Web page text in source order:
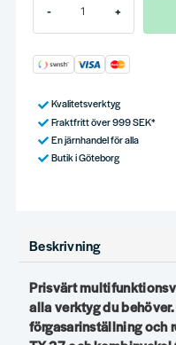
- +
Kvalitetsverktyg
Fraktfritt över 999 SEK*
En järnhandel för alla
Butik i Göteborg
Beskrivning
Prisvärt
alla verktyg du
förgasarinställning och